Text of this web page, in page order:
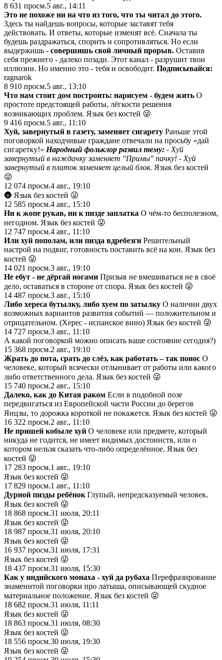
8 631 просм.5 авг., 14:11
Это не похоже ни на что из того, что ты читал до этого.
Здесь ты найдешь вопросы, которые заставят тебя
действовать. И ответы, которые изменят всё. Сначала ты
будешь раздражаться, спорить и сопротивляться. Но если
выдержишь - совершишь свой личный прорыв. Оставив
себя прежнего - далеко позади. Этот канал - разрушит твои
иллюзии. Но именно это - тебя и освободит. Подписывайся:
ragnarok
8 910 просм.5 авг., 13:10
Что нам стоит дом построить: нарисуем - будем жить О
простоте предстоящей работы, лёгкости решения
возникающих проблем. Язык без костей 😜
9 416 просм.5 авг., 11:10
Хуй, завернутый в газету, заменяет сигарету Раньше этой
поговоркой находчивые граждане отвечали на просьбу «дай
сигаретку!» Народный фольклор развил тему: - Хуй
завернутый в наждачку заменяет "Примы" пачку! - Хуй
завернутый в платок заменяет целый блок. Язык без костей
😜
12 074 просм.4 авг., 19:10
🌚 Язык без костей 😜
12 585 просм.4 авг., 15:10
Ни к жопе рукав, ни к пизде заплатка О чём-то бесполезном,
негодном. Язык без костей 😜
12 747 просм.4 авг., 11:10
Или хуй пополам, или пизда вдребезги Решительный
настрой на подвиг, готовность поставить всё на кон. Язык без
костей 😜
14 021 просм.3 авг., 19:10
Не ебут - не дёргай ногами Призыв не вмешиваться не в своё
дело, оставаться в стороне от спора. Язык без костей 😜
14 487 просм.3 авг., 15:10
Либо хереса бутылку, либо хуем по затылку О наличии двух
возможных вариантов развития событий — положительном и
отрицательном. (Херес - испанское вино) Язык без костей 😜
14 727 просм.3 авг., 11:10
А какой поговоркой можно описать ваше состояние сегодня?)
15 368 просм.2 авг., 19:10
Жрать до пота, срать до слёз, как работать – так понос О
человеке, который всячески отлынивает от работы или какого
либо ответственного дела. Язык без костей 😜
15 740 просм.2 авг., 15:10
Далеко, как до Китая раком Если в подобной позе
передвигаться из Европейской части России до берегов
Янцзы, то дорожка короткой не покажется. Язык без костей 😜
16 322 просм.2 авг., 11:10
Не пришей кобыле хуй О человеке или предмете, который
никуда не годится, не имеет видимых достоинств, или о
котором нельзя сказать что-либо определённое. Язык без
костей 😜
17 283 просм.1 авг., 19:10
Язык без костей 😜
17 829 просм.1 авг., 11:10
Дурной пизды ребёнок Глупый, непредсказуемый человек.
Язык без костей 😜
18 868 просм.31 июля, 20:11
Язык без костей 😜
18 987 просм.31 июля, 20:10
Язык без костей 😜
16 937 просм.31 июля, 17:31
Язык без костей 😜
18 437 просм.31 июля, 15:30
Как у индийского монаха - хуй да рубаха Перефразирование
знаменитой поговорки про латыша, описывающей скудное
материальное положение. Язык без костей 😜
18 682 просм.31 июля, 11:11
Язык без костей 😜
18 863 просм.31 июля, 08:30
Язык без костей 😜
18 556 просм.30 июля, 19:30
Язык без костей 😜